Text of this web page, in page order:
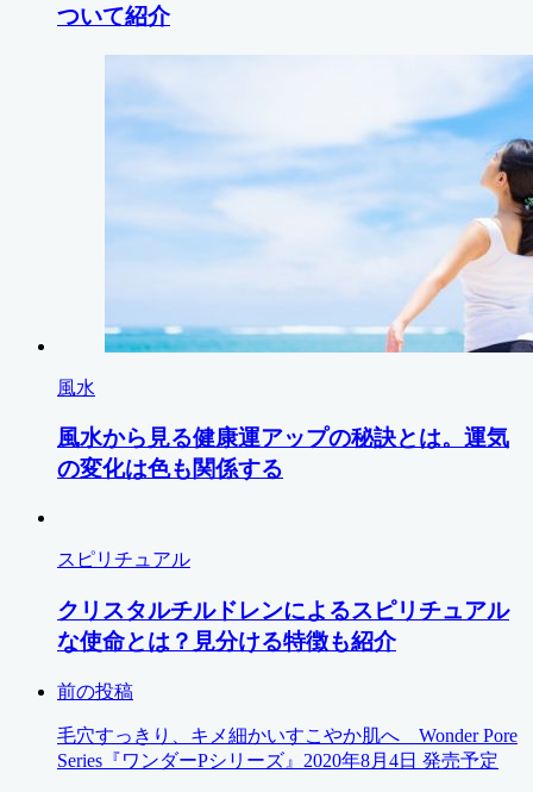
ついて紹介
風水
風水から見る健康運アップの秘訣とは。運気
の変化は色も関係する
スピリチュアル
クリスタルチルドレンによるスピリチュアル
な使命とは？見分ける特徴も紹介
前の投稿
毛穴すっきり、キメ細かいすこやか肌へ Wonder Pore
Series『ワンダーPシリーズ』2020年8月4日 発売予定